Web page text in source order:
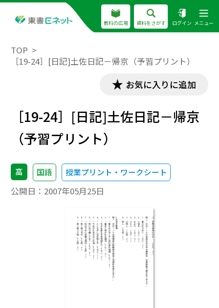
教科の広場 資料をさがす ログイン メニュー
TOP
［19-24］[日記]土佐日記－帰京（予習プリント）
お気に入りに追加
［19-24］[日記]土佐日記－帰京
（予習プリント）
高 国語 授業プリント・ワークシート
公開日： 2007年05月25日